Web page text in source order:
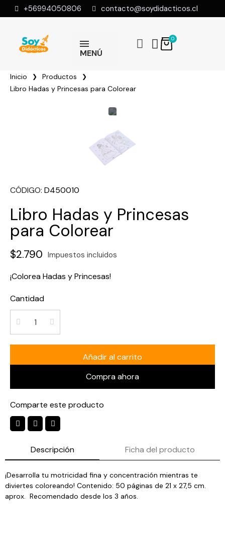
+56994050806 contacto@soydidacticos.cl
MENÚ
Inicio
Productos
Libro Hadas y Princesas para Colorear
CÓDIGO D450010
Libro Hadas y Princesas
para Colorear
$2.790 Impuestos incluidos
¡Colorea Hadas y Princesas!
Cantidad
Añadir al carrito
Compra ahora
Comparte este producto
Descripción Ficha del producto
¡Desarrolla tu motricidad fina y concentración mientras te
diviertes coloreando! Contenido: 50 páginas de 21 x 27,5 cm.
aprox. Recomendado desde los 3 años.